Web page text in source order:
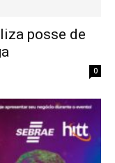
posse de
0